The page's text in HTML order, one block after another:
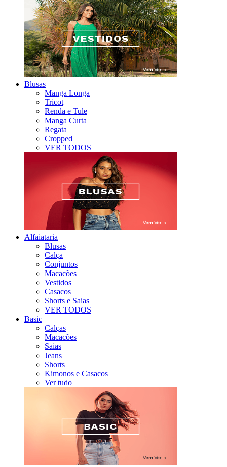
Blusas
Manga Longa
Tricot
Renda e Tule
Manga Curta
Regata
Cropped
VER TODOS
Alfaiataria
Blusas
Calça
Conjuntos
Macacões
Vestidos
Casacos
Shorts e Saias
VER TODOS
Basic
Calças
Macacões
Saias
Jeans
Shorts
Kimonos e Casacos
Ver tudo